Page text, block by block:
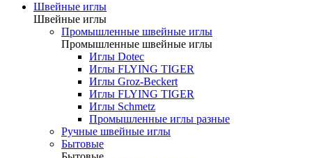
Швейные иглы
Швейные иглы
Промышленные швейные иглы
Промышленные швейные иглы
Иглы Dotec
Иглы FLYING TIGER
Иглы Groz-Beckert
Иглы FLYING TIGER
Иглы Schmetz
Промышленные иглы разные
Ручные швейные иглы
Бытовые